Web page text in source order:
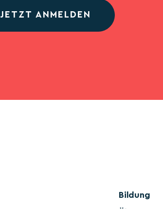
JETZT ANMELDEN
Bildung